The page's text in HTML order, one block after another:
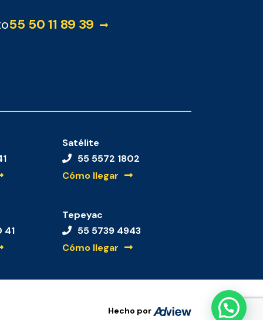
55 50 11 89 39
Satélite
55 5572 1802
Cómo llegar
41
Tepeyac
55 5739 4943
Cómo llegar
Hecho por